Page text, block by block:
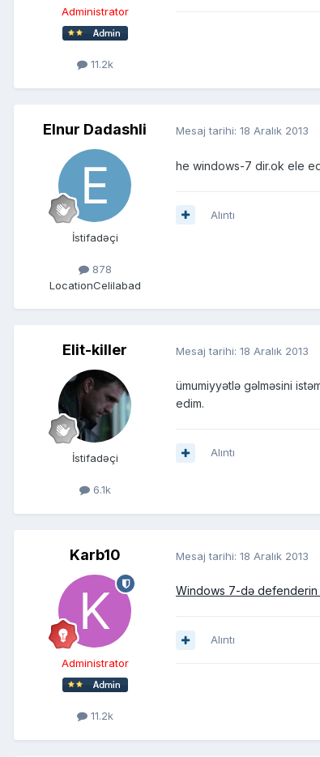
Administrator
11.2k
Elnur Dadashli
İstifadəçi
878
LocationCelilabad
Mesaj tarihi: 18 Aralık 2013
he windows-7 dir.ok ele
Alıntı
Elit-killer
İstifadəçi
6.1k
Mesaj tarihi: 18 Aralık 2013
ümumiyyətlə gəlməsini
edim.
Alıntı
Karb10
Administrator
11.2k
Mesaj tarihi: 18 Aralık 2013
Windows 7-də defenderin
Alıntı